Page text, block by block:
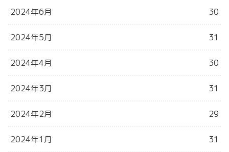
2024年6月 30
2024年5月 31
2024年4月 30
2024年3月 31
2024年2月 29
2024年1月 31